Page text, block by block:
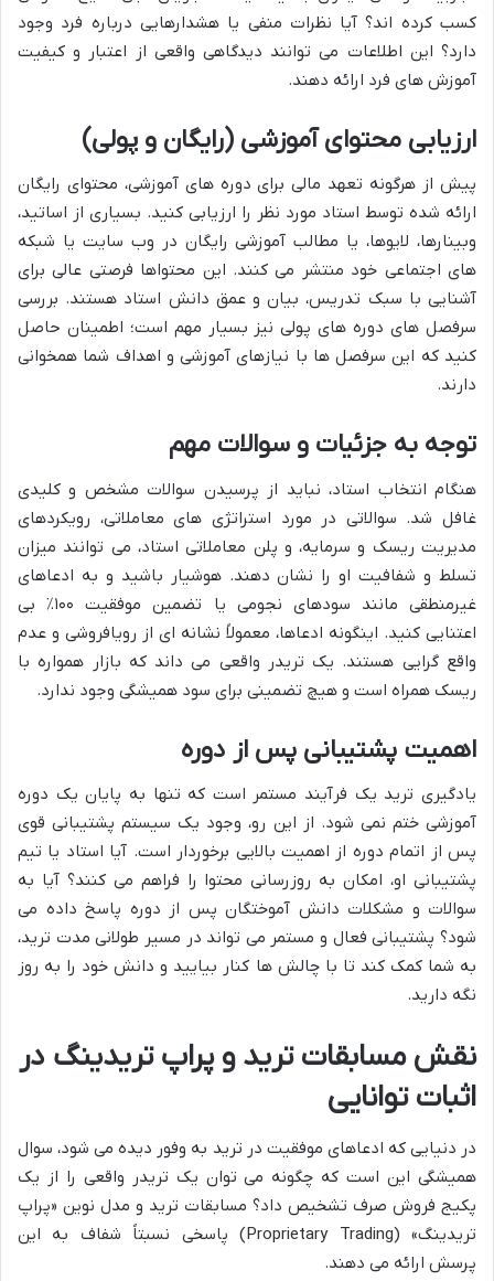
کسب کرده اند؟ آیا نظرات منفی یا هشدارهایی درباره فرد وجود
دارد؟ این اطلاعات می توانند دیدگاهی واقعی از اعتبار و کیفیت
آموزش های فرد ارائه دهند.
ارزیابی محتوای آموزشی (رایگان و پولی)
پیش از هرگونه تعهد مالی برای دوره های آموزشی، محتوای رایگان
ارائه شده توسط استاد مورد نظر را ارزیابی کنید. بسیاری از اساتید،
وبینارها، لایوها، یا مطالب آموزشی رایگان در وب سایت یا شبکه
های اجتماعی خود منتشر می کنند. این محتواها فرصتی عالی برای
آشنایی با سبک تدریس، بیان و عمق دانش استاد هستند. بررسی
سرفصل های دوره های پولی نیز بسیار مهم است؛ اطمینان حاصل
کنید که این سرفصل ها با نیازهای آموزشی و اهداف شما همخوانی
دارند.
توجه به جزئیات و سوالات مهم
هنگام انتخاب استاد، نباید از پرسیدن سوالات مشخص و کلیدی
غافل شد. سوالاتی در مورد استراتژی های معاملاتی، رویکردهای
مدیریت ریسک و سرمایه، و پلن معاملاتی استاد، می توانند میزان
تسلط و شفافیت او را نشان دهند. هوشیار باشید و به ادعاهای
غیرمنطقی مانند سودهای نجومی یا تضمین موفقیت ۱۰۰٪ بی
اعتنایی کنید. اینگونه ادعاها، معمولاً نشانه ای از رویافروشی و عدم
واقع گرایی هستند. یک تریدر واقعی می داند که بازار همواره با
ریسک همراه است و هیچ تضمینی برای سود همیشگی وجود ندارد.
اهمیت پشتیبانی پس از دوره
یادگیری ترید یک فرآیند مستمر است که تنها به پایان یک دوره
آموزشی ختم نمی شود. از این رو، وجود یک سیستم پشتیبانی قوی
پس از اتمام دوره از اهمیت بالایی برخوردار است. آیا استاد یا تیم
پشتیبانی او، امکان به روزرسانی محتوا را فراهم می کنند؟ آیا به
سوالات و مشکلات دانش آموختگان پس از دوره پاسخ داده می
شود؟ پشتیبانی فعال و مستمر می تواند در مسیر طولانی مدت ترید،
به شما کمک کند تا با چالش ها کنار بیایید و دانش خود را به روز
نگه دارید.
نقش مسابقات ترید و پراپ تریدینگ در
اثبات توانایی
در دنیایی که ادعاهای موفقیت در ترید به وفور دیده می شود، سوال
همیشگی این است که چگونه می توان یک تریدر واقعی را از یک
پکیج فروش صرف تشخیص داد؟ مسابقات ترید و مدل نوین «پراپ
تریدینگ» (Proprietary Trading) پاسخی نسبتاً شفاف به این
پرسش ارائه می دهند.